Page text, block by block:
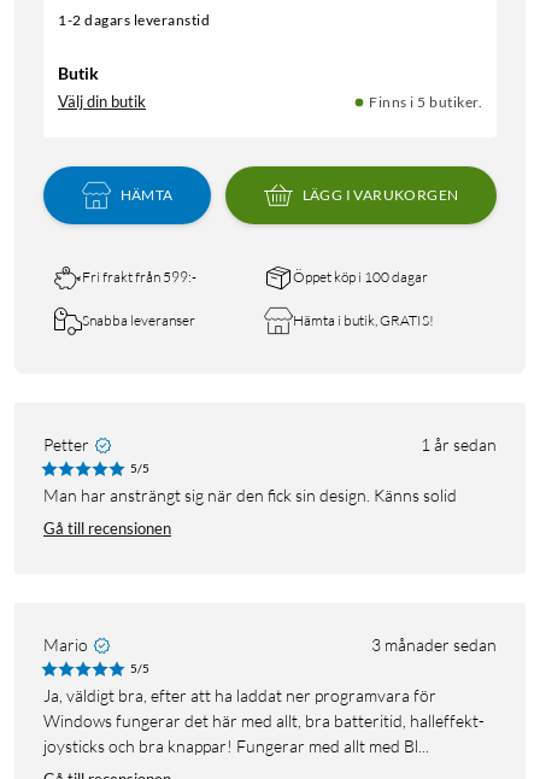
1-2 dagars leveranstid
Butik
Välj din butik Finns i 5 butiker.
HÄMTA LÄGG I VARUKORGEN
Fri frakt från 599:- Öppet köp i 100 dagar
Snabba leveranser Hämta i butik, GRATIS!
Petter 1 år sedan
5/5
Man har ansträngt sig när den fick sin design. Känns solid
Gå till recensionen
Mario 3 månader sedan
5/5
Ja, väldigt bra, efter att ha laddat ner programvara för
Windows fungerar det här med allt, bra batteritid, halleffekt-
joysticks och bra knappar! Fungerar med allt med Bl...